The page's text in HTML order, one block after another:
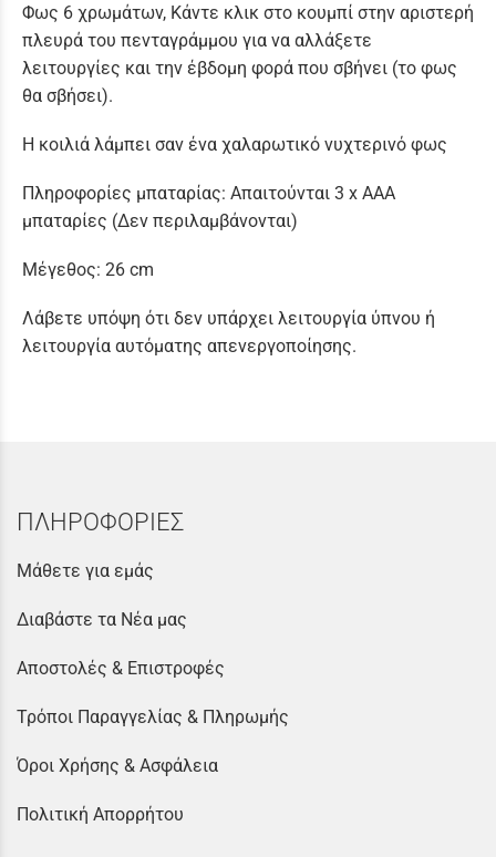
Φως 6 χρωμάτων, Κάντε κλικ στο κουμπί στην αριστερή
πλευρά του πενταγράμμου για να αλλάξετε
λειτουργίες και την έβδομη φορά που σβήνει (το φως
θα σβήσει).
Η κοιλιά λάμπει σαν ένα χαλαρωτικό νυχτερινό φως
Πληροφορίες μπαταρίας: Απαιτούνται 3 x AAA
μπαταρίες (Δεν περιλαμβάνονται)
Μέγεθος: 26 cm
Λάβετε υπόψη ότι δεν υπάρχει λειτουργία ύπνου ή
λειτουργία αυτόματης απενεργοποίησης.
ΠΛΗΡΟΦΟΡΙΕΣ
Μάθετε για εμάς
Διαβάστε τα Νέα μας
Αποστολές & Επιστροφές
Τρόποι Παραγγελίας & Πληρωμής
Όροι Χρήσης & Ασφάλεια
Πολιτική Απορρήτου